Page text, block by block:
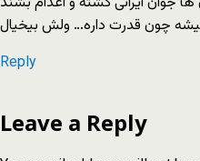
چون قدرت داره… ولش بیخیال
Reply
Leave a Reply